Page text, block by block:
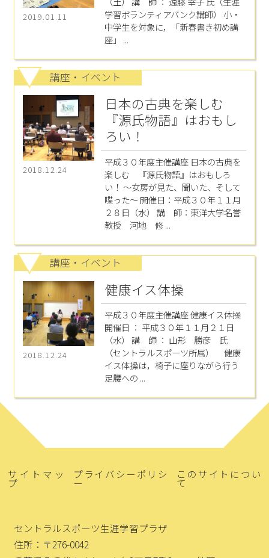
2019.01.11
学習ボランティアバンク講師） 小・
中学生を対象に，「新春書き初め講
座」 ...
講座・イベント
2018.12.24
日本の古典を楽しむ
『源氏物語』はおもし
ろい！
平成３０年度主催講座 日本の古典を
楽しむ 『源氏物語』はおもしろ
い！ ～女房が見た、聞いた、そして
喋った～ 開催日：平成３０年１１月
２８日（水） 講 師：東洋大学名誉
教授 河地 修 ...
講座・イベント
2018.12.24
健康イス体操
平成３０年度主催講座 健康イス体操
開催日 ： 平成３０年１１月２１日
（水） 講 師 ： 山形 勝彦 氏
（セントラルスポーツ所属） 健康
イス体操は，椅子に座りながら行う
足腰への ...
サイトマッ
プ
プライバシーポリシ
ー
このサイトについ
て
セントラルスポーツ生涯学習プラザ
住所：〒276-0042